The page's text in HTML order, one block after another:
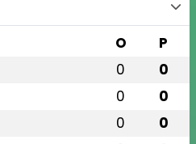
O P
0 0
0 0
0 0